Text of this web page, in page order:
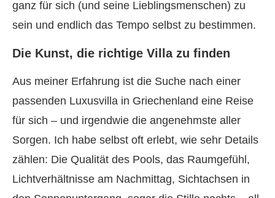
ganz für sich (und seine Lieblingsmenschen) zu
sein und endlich das Tempo selbst zu bestimmen.
Die Kunst, die richtige Villa zu finden
Aus meiner Erfahrung ist die Suche nach einer
passenden Luxusvilla in Griechenland eine Reise
für sich – und irgendwie die angenehmste aller
Sorgen. Ich habe selbst oft erlebt, wie sehr Details
zählen: Die Qualität des Pools, das Raumgefühl,
Lichtverhältnisse am Nachmittag, Sichtachsen in